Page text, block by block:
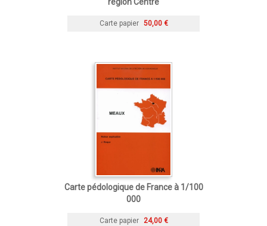
Carte papier 50,00 €
Carte pédologique de France à 1/100
000
Carte papier 24,00 €